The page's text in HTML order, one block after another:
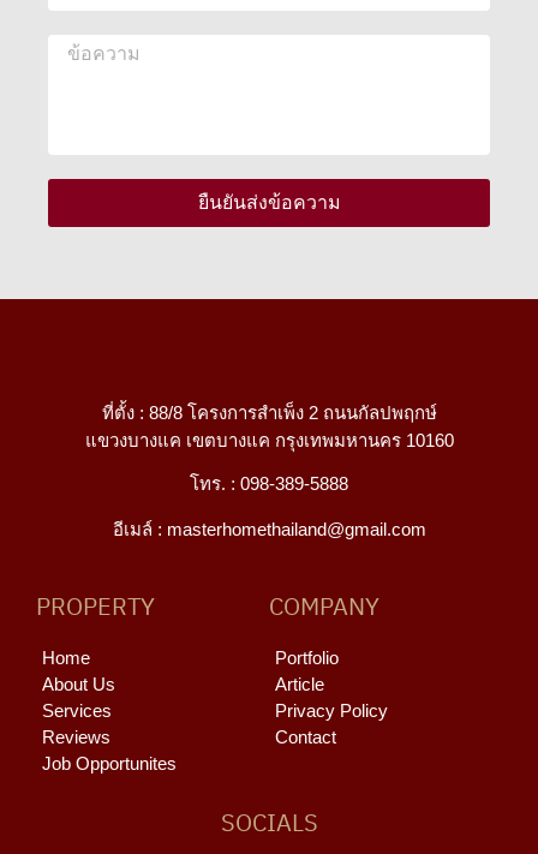
ยืนยันส่งข้อความ
ที่ตั้ง : 88/8 โครงการสําเพ็ง 2 ถนนกัลปพฤกษ์
แขวงบางแค เขตบางแค กรุงเทพมหานคร 10160
โทร. : 098-389-5888
อีเมล์ : masterhomethailand@gmail.com
PROPERTY
Home
About Us
Services
Reviews
Job Opportunites
COMPANY
Portfolio
Article
Privacy Policy
Contact
SOCIALS